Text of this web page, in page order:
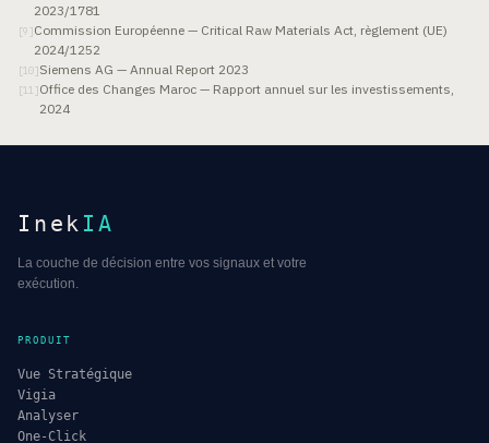
2023/1781
[9 ]Commission Européenne — Critical Raw Materials Act, règlement (UE)
2024/1252
[10]Siemens AG — Annual Report 2023
[11 ]Office des Changes Maroc — Rapport annuel sur les investissements,
2024
Inek IA
La couche de décision entre vos signaux et votre
exécution.
PRODUIT
Vue Stratégique
Vigia
Analyser
One-Click